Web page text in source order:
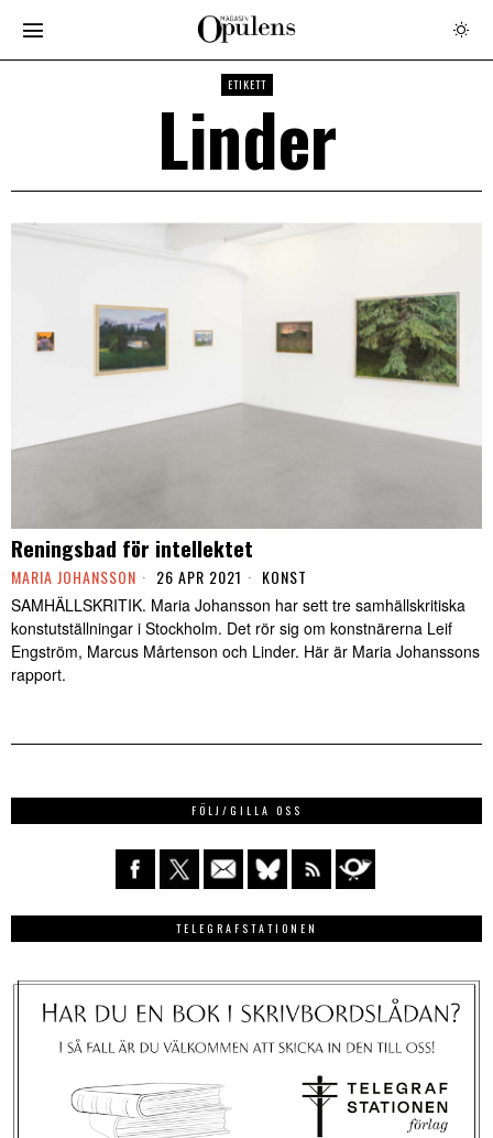
ETIKETT
Linder
Reningsbad för intellektet
MARIA JOHANSSON 26 APR 2021 KONST
SAMHÄLLSKRITIK. Maria Johansson har sett tre samhällskritiska
konstutställningar i Stockholm. Det rör sig om konstnärerna Leif
Engström, Marcus Mårtenson och Linder. Här är Maria Johanssons
rapport.
FÖLJ/GILLA OSS
TELEGRAFSTATIONEN